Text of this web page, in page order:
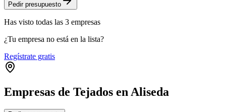
Pedir presupuesto
Has visto todas las 3 empresas
¿Tu empresa no está en la lista?
Regístrate gratis
Empresas de Tejados en Aliseda